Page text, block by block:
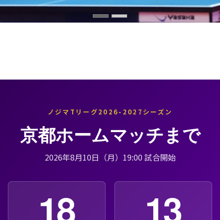
ノジマTリーグ2026-2027シーズン
京都ホームマッチまで
2026年8月10日（月）19:00 試合開始
18 13